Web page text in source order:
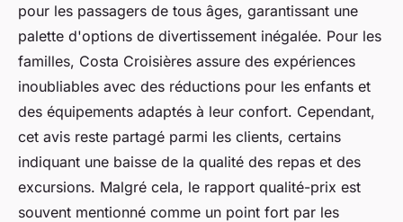
pour les passagers de tous âges, garantissant une
palette d'options de divertissement inégalée. Pour les
familles, Costa Croisières assure des expériences
inoubliables avec des réductions pour les enfants et
des équipements adaptés à leur confort. Cependant,
cet avis reste partagé parmi les clients, certains
indiquant une baisse de la qualité des repas et des
excursions. Malgré cela, le rapport qualité-prix est
souvent mentionné comme un point fort par les